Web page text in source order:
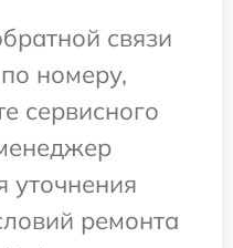
связи
номеру,
сервисного
уточнения
ремонта